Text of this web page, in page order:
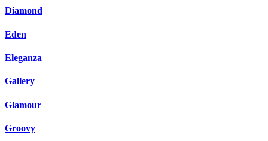
Diamond
Eden
Eleganza
Gallery
Glamour
Groovy